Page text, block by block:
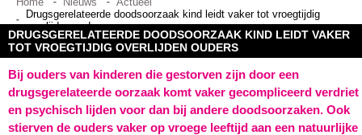
Drugsgerelateerde doodsoorzaak kind leidt vaker tot vroegtijdig
overlijden ouders
DRUGSGERELATEERDE DOODSOORZAAK KIND LEIDT VAKER
TOT VROEGTIJDIG OVERLIJDEN OUDERS
Bij ouders van kinderen die gestorven zijn door een
drugsgerelateerde oorzaak komt vaker gecompliceerd verdriet
en psychisch lijden voor dan bij andere doodsoorzaken. Ook
stierven de ouders vaker op vroege leeftijd aan een natuurlijke